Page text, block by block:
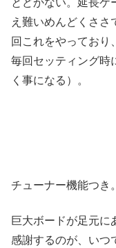
とどかない。延長ケ
え難いめんどくささ
回これをやっており
毎回セッティング時
く事になる）。
チューナー機能つき
巨大ボードが足元に
感謝するのが、いつ